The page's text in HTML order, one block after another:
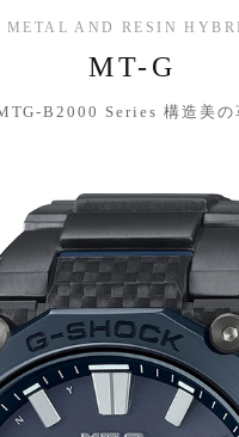
METAL AND RESIN
MT-G
B2000 Series 構造美の